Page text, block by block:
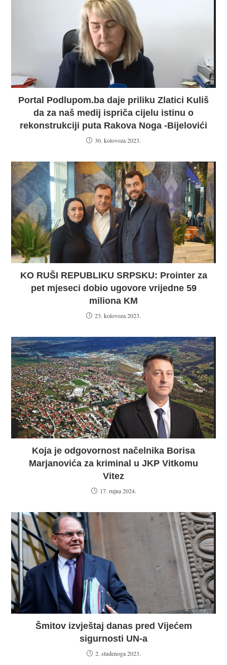
Portal Podlupom.ba daje priliku Zlatici Kuliš
da za naš medij ispriča cijelu istinu o
rekonstrukciji puta Rakova Noga -Bijelovići
30. kolovoza 2023.
KO RUŠI REPUBLIKU SRPSKU: Prointer za
pet mjeseci dobio ugovore vrijedne 59
miliona KM
23. kolovoza 2023.
Koja je odgovornost načelnika Borisa
Marjanovića za kriminal u JKP Vitkomu
Vitez
17. rujna 2024.
Šmitov izvještaj danas pred Vijećem
sigurnosti UN-a
2. studenoga 2023.